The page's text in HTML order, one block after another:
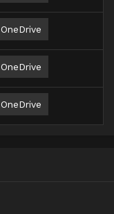
OneDrive
OneDrive
OneDrive